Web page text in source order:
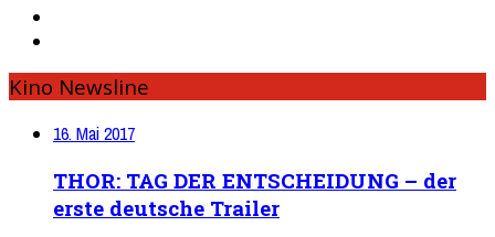
Kino Newsline
16. Mai 2017
THOR: TAG DER ENTSCHEIDUNG – der
erste deutsche Trailer